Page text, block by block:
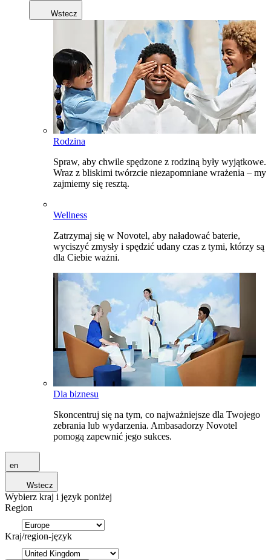
Wstecz
Rodzina
Spraw, aby chwile spędzone z rodziną były wyjątkowe.
Wraz z bliskimi twórzcie niezapomniane wrażenia – my
zajmiemy się resztą.
Wellness
Zatrzymaj się w Novotel, aby naładować baterie,
wyciszyć zmysły i spędzić udany czas z tymi, którzy są
dla Ciebie ważni.
Dla biznesu
Skoncentruj się na tym, co najważniejsze dla Twojego
zebrania lub wydarzenia. Ambasadorzy Novotel
pomogą zapewnić jego sukces.
en
Wstecz
Wybierz kraj i język poniżej
Region
Kraj/region-język